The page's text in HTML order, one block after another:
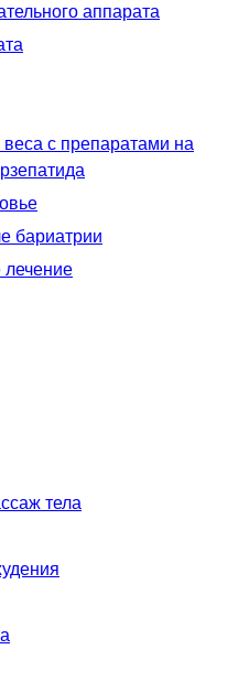
аппарата
с препаратами на
бариатрии
лечение
тела